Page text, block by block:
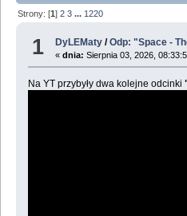
Strony: [1]2 3 ... 1220
1 DyLEMaty /Odp: "Space -
«dnia: Sierpnia 03, 2026,
Na YT przybyły dwa kolejne odcinki